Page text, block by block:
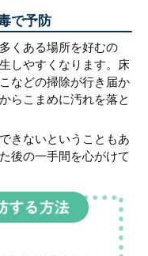
で予防
くある場所を好むの
しやすくなります。床
などの掃除が行き届か
らこまめに汚れを落と
きないということもあ
後の一手間を心がけて